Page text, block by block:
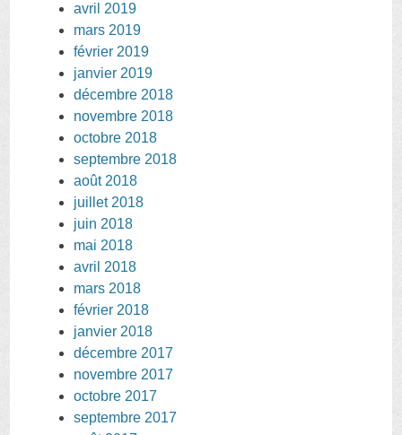
avril 2019
mars 2019
février 2019
janvier 2019
décembre 2018
novembre 2018
octobre 2018
septembre 2018
août 2018
juillet 2018
juin 2018
mai 2018
avril 2018
mars 2018
février 2018
janvier 2018
décembre 2017
novembre 2017
octobre 2017
septembre 2017